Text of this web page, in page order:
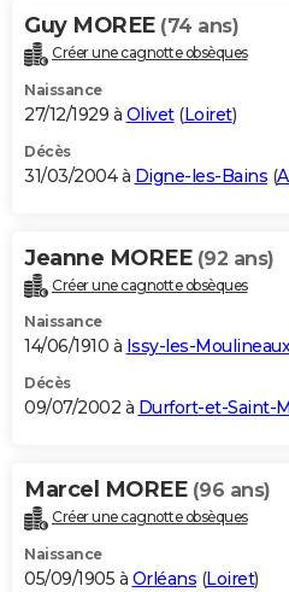
Guy MOREE (74 ans)
Créer une cagnotte obsèques
Naissance
27/12/1929 à Olivet(Loiret)
Décès
31/03/2004 à Digne-les-Bains (
Jeanne MOREE (92 ans)
Créer une cagnotte obsèques
Naissance
14/06/1910 à Issy-les-Moulineaux
Décès
09/07/2002 à Durfort-et-Saint-
Marcel MOREE (96 ans)
Créer une cagnotte obsèques
Naissance
05/09/1905 à Orléans (Loiret)